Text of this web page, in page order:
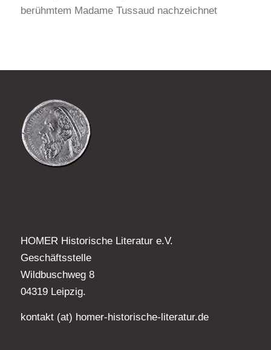
berühmtem Madame Tussaud nachzeichnet
HOMER Historische Literatur e.V.
Geschäftsstelle
Wildbuschweg 8
04319 Leipzig.
kontakt (at) homer-historische-literatur.de